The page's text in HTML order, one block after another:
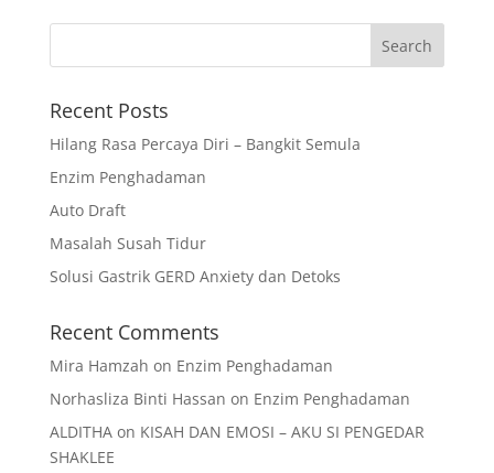
Recent Posts
Hilang Rasa Percaya Diri – Bangkit Semula
Enzim Penghadaman
Auto Draft
Masalah Susah Tidur
Solusi Gastrik GERD Anxiety dan Detoks
Recent Comments
Mira Hamzah on Enzim Penghadaman
Norhasliza Binti Hassan on Enzim Penghadaman
ALDITHAon KISAH DAN EMOSI – AKU SI PENGEDAR
SHAKLEE